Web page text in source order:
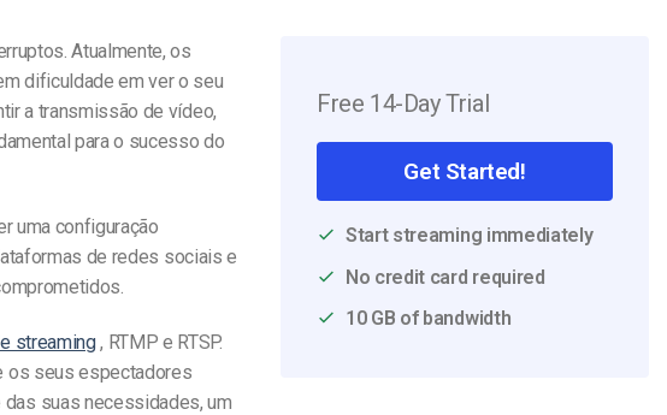
Atualmente, os
dificuldade em ver o seu
a transmissão de vídeo,
para o sucesso do
uma configuração
de redes sociais e
.
streaming, RTMP e RTSP.
os seus espectadores
suas necessidades, um
Free 14-Day Trial
Get Started!
Start streaming immediately
No credit card required
10 GB of bandwidth